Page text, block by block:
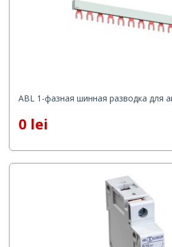
ABL 1-фазная шинная разводка для
0 lei